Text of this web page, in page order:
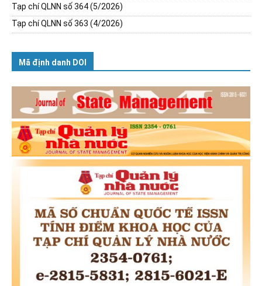
Tạp chí QLNN số 364 (5/2026)
Tạp chí QLNN số 363 (4/2026)
Mã định danh DOI